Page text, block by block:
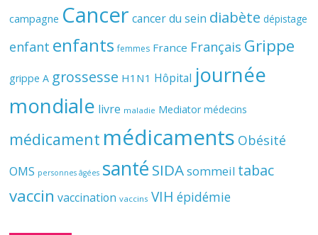
campagne Cancer cancer du sein diabète dépistage
enfant enfants femmes France Français Grippe
grippe A grossesse H1N1 Hôpital journée
mondiale livre maladie Mediator médecins
médicament médicaments Obésité
OMS personnes âgées santé SIDAsommeil tabac
vaccin vaccination vaccins VIH épidémie